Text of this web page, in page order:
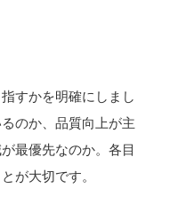
すかを明確にしまし
のか、品質向上が主
最優先なのか。各目
が大切です。